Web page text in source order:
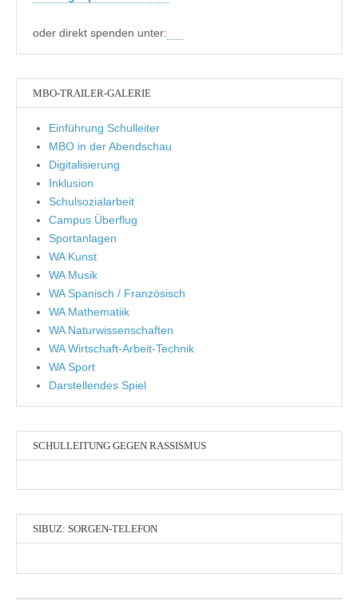
oder direkt spenden unter:
MBO-TRAILER-GALERIE
Einführung Schulleiter
MBO in der Abendschau
Digitalisierung
Inklusion
Schulsozialarbeit
Campus Überflug
Sportanlagen
WA Kunst
WA Musik
WA Spanisch / Französisch
WA Mathematiik
WA Naturwissenschaften
WA Wirtschaft-Arbeit-Technik
WA Sport
Darstellendes Spiel
SCHULLEITUNG GEGEN RASSISMUS
SIBUZ: SORGEN-TELEFON